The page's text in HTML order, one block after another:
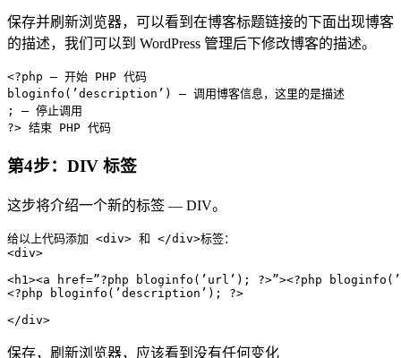
保存并刷新浏览器，可以看到在博客标题链接的下面出现博客
的描述，我们可以到 WordPress 管理后下修改博客的描述。
<?php – 开始 PHP 代码
bloginfo(’description’) – 调用博客信息，这里的是描述
; – 停止调用
第4步：DIV 标签
这步将介绍一个新的标签 — DIV。
给以上代码添加 <div> 和 </div>标签：
<div>
<h1><a href=”?php bloginfo(’url’); ?>”><?php
<?php bloginfo(’description’); ?>
保存，刷新浏览器，应该看到没有任何变化